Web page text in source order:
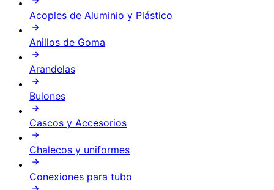
Acoples de Aluminio y Plástico
Anillos de Goma
Arandelas
Bulones
Cascos y Accesorios
Chalecos y uniformes
Conexiones para tubo